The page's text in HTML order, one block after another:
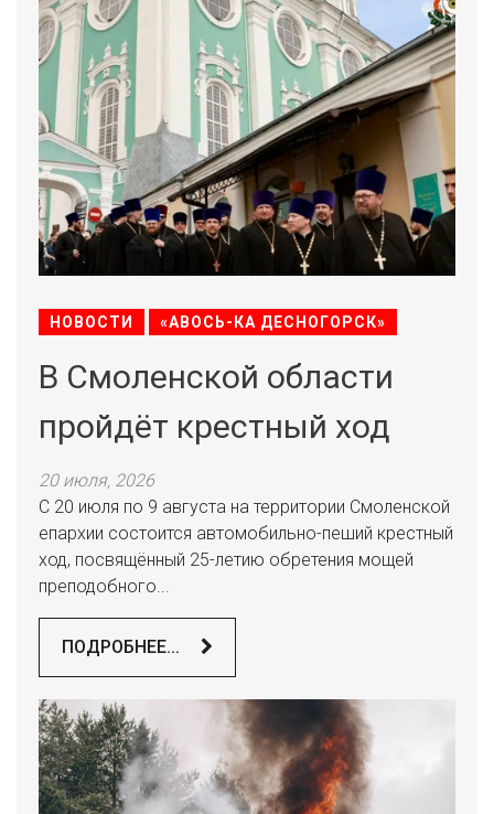
НОВОСТИ «АВОСЬ-КА ДЕСНОГОРСК»
В Смоленской области
пройдёт крестный ход
20 июля, 2026
С 20 июля по 9 августа на территории Смоленской
епархии состоится автомобильно-пеший крестный
ход, посвящённый 25-летию обретения мощей
преподобного...
ПОДРОБНЕЕ...